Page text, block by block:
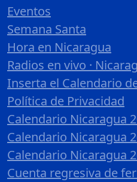
Eventos
Semana Santa
Hora en Nicaragua
Radios en vivo ·
Inserta el Calendario
Política de Privacidad
Calendario Nicaragua
Calendario Nicaragua
Calendario Nicaragua
Cuenta regresiva de